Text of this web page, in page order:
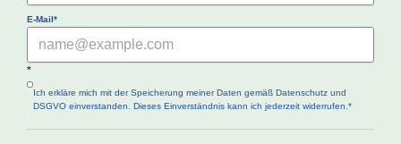
E-Mail*
*
Ich erkläre mich mit der Speicherung meiner Daten gemäß Datenschutz und
DSGVO einverstanden. Dieses Einverständnis kann ich jederzeit widerrufen.*